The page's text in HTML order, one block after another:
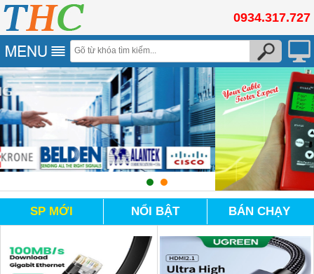
0934.317.727
SP MỚI NỔI BẬT BÁN CHẠY